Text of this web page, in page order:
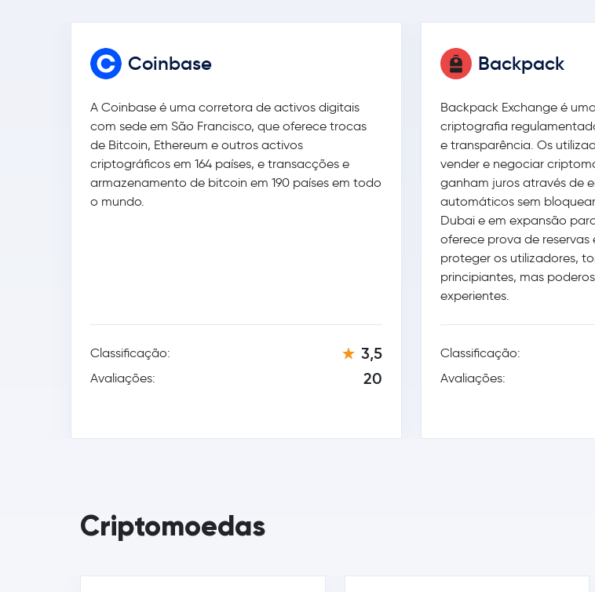
Coinbase
A Coinbase é uma corretora de activos digitais
com sede em São Francisco, que oferece trocas
de Bitcoin, Ethereum e outros activos
criptográficos em 164 países, e transacções e
armazenamento de bitcoin em 190 países em todo
o mundo.
Classificação: 3,5
Avaliações: 20
Backpack
Backpack Exchange é
criptografia
e transparência. Os
vender e negociar
ganham juros através de
automáticos sem
Dubai e em expansão
oferece prova de
proteger os utilizadores,
principiantes, mas
experientes.
Classificação:
Avaliações:
Criptomoedas